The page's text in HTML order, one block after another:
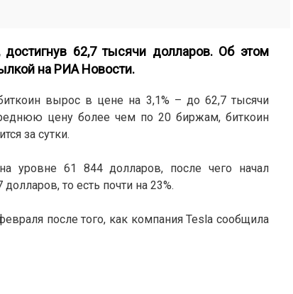
62,7 тысячи долларов. Об этом
на РИА Новости.
вырос в цене на 3,1% – до 62,7 тысячи
цену более чем по 20 биржам, биткоин
за сутки.
уровне 61 844 долларов, после чего начал
то есть почти на 23%.
после того, как компания Tesla сообщила